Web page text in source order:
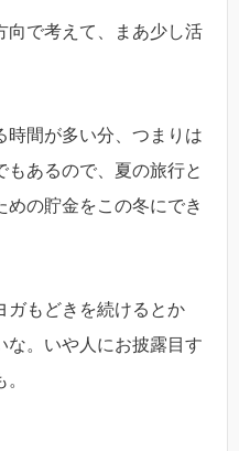
向で考えて、まあ少し活
時間が多い分、つまりは
もあるので、夏の旅行と
の貯金をこの冬にでき
ガもどきを続けるとか
な。いや人にお披露目す